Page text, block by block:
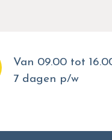
Van 09.00 tot
7 dagen p/w